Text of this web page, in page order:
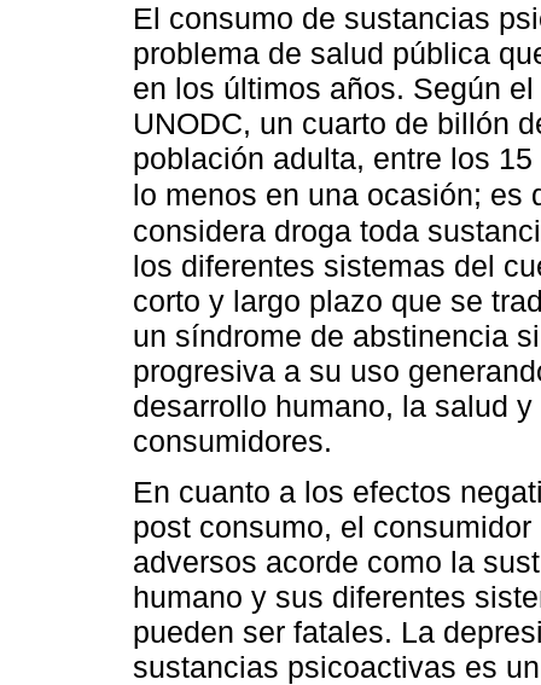
El consumo de sustancias
problema de salud pública
en los últimos años. Según
UNODC, un cuarto de billón
población adulta, entre los
lo menos en una ocasión;
considera droga toda
los diferentes sistemas del
corto y largo plazo que se
un síndrome de abstinencia
progresiva a su uso
desarrollo humano, la salud
consumidores.
En cuanto a los efectos
post consumo, el
adversos acorde como la
humano y sus diferentes
pueden ser fatales. La
sustancias psicoactivas es